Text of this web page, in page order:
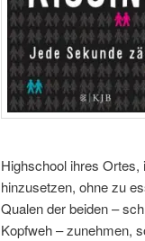
Highschool ihres Ortes,
hinzusetzen, ohne zu
Qualen der beiden –
Kopfweh – zunehmen,